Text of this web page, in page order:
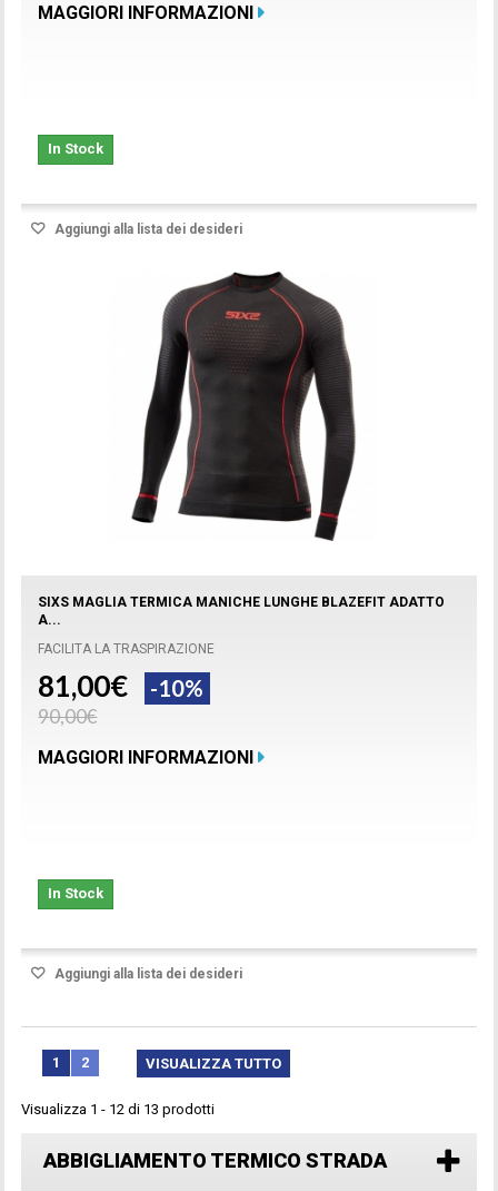
MAGGIORI INFORMAZIONI
In Stock
Aggiungi alla lista dei desideri
SIXS MAGLIA TERMICA MANICHE LUNGHE BLAZEFIT ADATTO
A...
FACILITA LA TRASPIRAZIONE
81,00€ -10%
90,00€
MAGGIORI INFORMAZIONI
In Stock
Aggiungi alla lista dei desideri
VISUALIZZA TUTTO
1 2
Visualizza 1 - 12 di 13 prodotti
ABBIGLIAMENTO TERMICO STRADA